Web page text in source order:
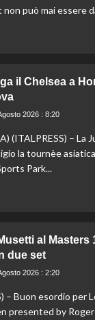
può mai essere
il Chelsea a
2026 : 8:20
(ITALPRESS) – La
la tournèe
Park...
al Masters
due set
2026 : 2:20
– Buon esordio per
presented by